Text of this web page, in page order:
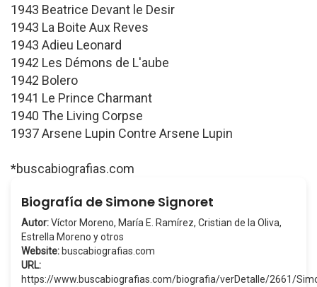
1943 Beatrice Devant le Desir
1943 La Boite Aux Reves
1943 Adieu Leonard
1942 Les Démons de L'aube
1942 Bolero
1941 Le Prince Charmant
1940 The Living Corpse
1937 Arsene Lupin Contre Arsene Lupin
*buscabiografias.com
Biografía de Simone Signoret
Autor:Víctor Moreno, María E. Ramírez, Cristian de la Oliva,
Estrella Moreno y otros
Website: buscabiografias.com
URL:
https://www.buscabiografias.com/biografia/verDetalle/2661/